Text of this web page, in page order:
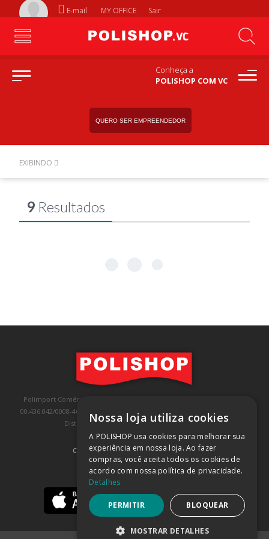
E-mail MY OFFICE Sair
Conheça a
POLISHOP COM VC
QUERO SER EMPREENDEDOR
EXIBINDO
9 Resultados
Polimport Comércio e Exportação LTDA, inscrita no CNPJ/MF sob o nº
00.436.042/0008-46, IE 407.458.707.103, com sede na Rua Kanebo, nº 175,
Distrito Industrial, Jundiaí/SP, CEP: 13213-090
COMPRA 100% SEGURA (SAIBA MAIS)
BAIXE NOSSO APP
Nossa loja utiliza cookies
A POLISHOP usa cookies para melhorar sua
experiência em nossa loja. Ao fazer
compras, você aceita todos os cookies de
acordo com nossa política de privacidade.
Detalhes
PERMITIR BLOQUEAR
MOSTRAR DETALHES